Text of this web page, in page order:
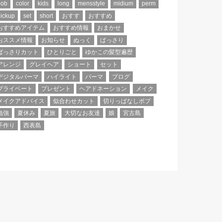
color kids long mensstyle midium
perm
set short おすす
おすすめ
すすめアイテム
おすすめ情報
おまかせ
ススメ情報
お知らせ ぬっく
ばっさり
っさりカット
ひとりごと
ゆかこの髪型遍歴
レンジ
グレイヘア ショート
セット
ジタルパーマ
ハイライト パーマ
ブログ
ライベート
プレゼント ヘアドネーション
メイク
イクアドバイス
似合わせカット
切りっぱなしボブ
強
夏休み 夏旅 大切なお友達 娘
宮古島
作り
西表島